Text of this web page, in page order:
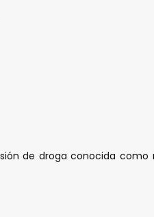
de droga conocida